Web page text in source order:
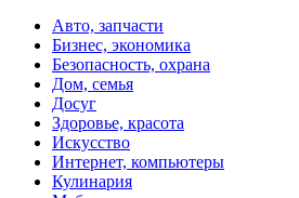
Авто, запчасти
Бизнес, экономика
Безопасность, охрана
Дом, семья
Досуг
Здоровье, красота
Искусство
Интернет, компьютеры
Кулинария